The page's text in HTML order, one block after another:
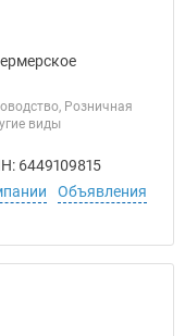
Розничная
виды
6449109815
Объявления